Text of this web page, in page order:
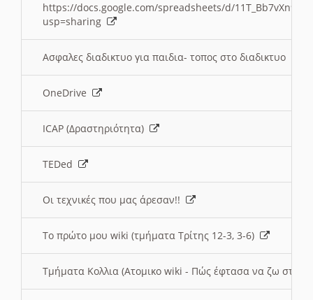
https://docs.google.com/spreadsheets/d/
usp=sharing
Ασφαλες διαδικτυο για παιδια- τοπος στο διαδικτυο
OneDrive
ICAP (Δραστηριότητα)
TEDed
Οι τεχνικές που μας άρεσαν!!
Το πρώτο μου wiki (τμήματα Τρίτης 12-3, 3-6)
Τμήματα Κολλια (Ατομικο wiki - Πώς έφτασα να ζω στην